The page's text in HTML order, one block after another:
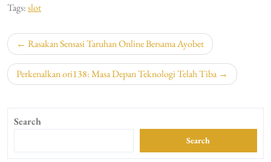
Tags:slot
Post
navigation
Rasakan Sensasi Taruhan Online Bersama Ayobet
Perkenalkan ori138: Masa Depan Teknologi Telah Tiba
Search
Search